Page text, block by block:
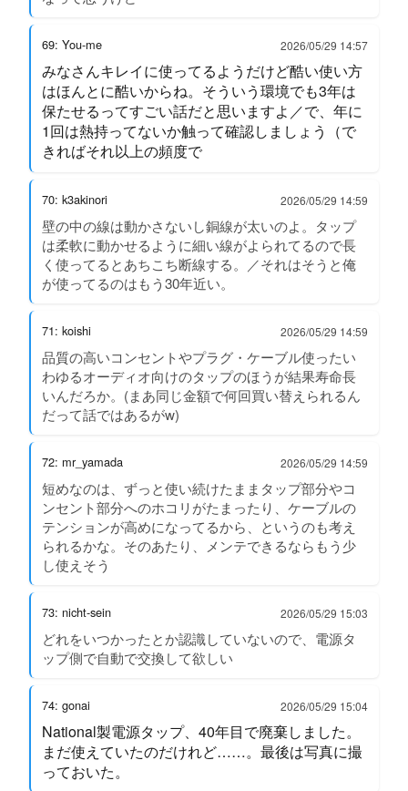
69: You-me 2026/05/29 14:57
みなさんキレイに使ってるようだけど酷い使い方
はほんとに酷いからね。そういう環境でも3年は
保たせるってすごい話だと思いますよ／で、年に
1回は熱持ってないか触って確認しましょう（で
きればそれ以上の頻度で
70: k3akinori 2026/05/29 14:59
壁の中の線は動かさないし銅線が太いのよ。タップ
は柔軟に動かせるように細い線がよられてるので長
く使ってるとあちこち断線する。／それはそうと俺
が使ってるのはもう30年近い。
71: koishi 2026/05/29 14:59
品質の高いコンセントやプラグ・ケーブル使ったい
わゆるオーディオ向けのタップのほうが結果寿命長
いんだろか。(まあ同じ金額で何回買い替えられるん
だって話ではあるがw)
72: mr_yamada 2026/05/29 14:59
短めなのは、ずっと使い続けたままタップ部分やコ
ンセント部分へのホコリがたまったり、ケーブルの
テンションが高めになってるから、というのも考え
られるかな。そのあたり、メンテできるならもう少
し使えそう
73: nicht-sein 2026/05/29 15:03
どれをいつかったとか認識していないので、電源タ
ップ側で自動で交換して欲しい
74: gonai 2026/05/29 15:04
National製電源タップ、40年目で廃棄しました。
まだ使えていたのだけれど……。最後は写真に撮
っておいた。